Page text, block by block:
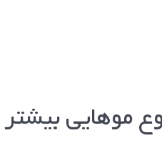
موهايی